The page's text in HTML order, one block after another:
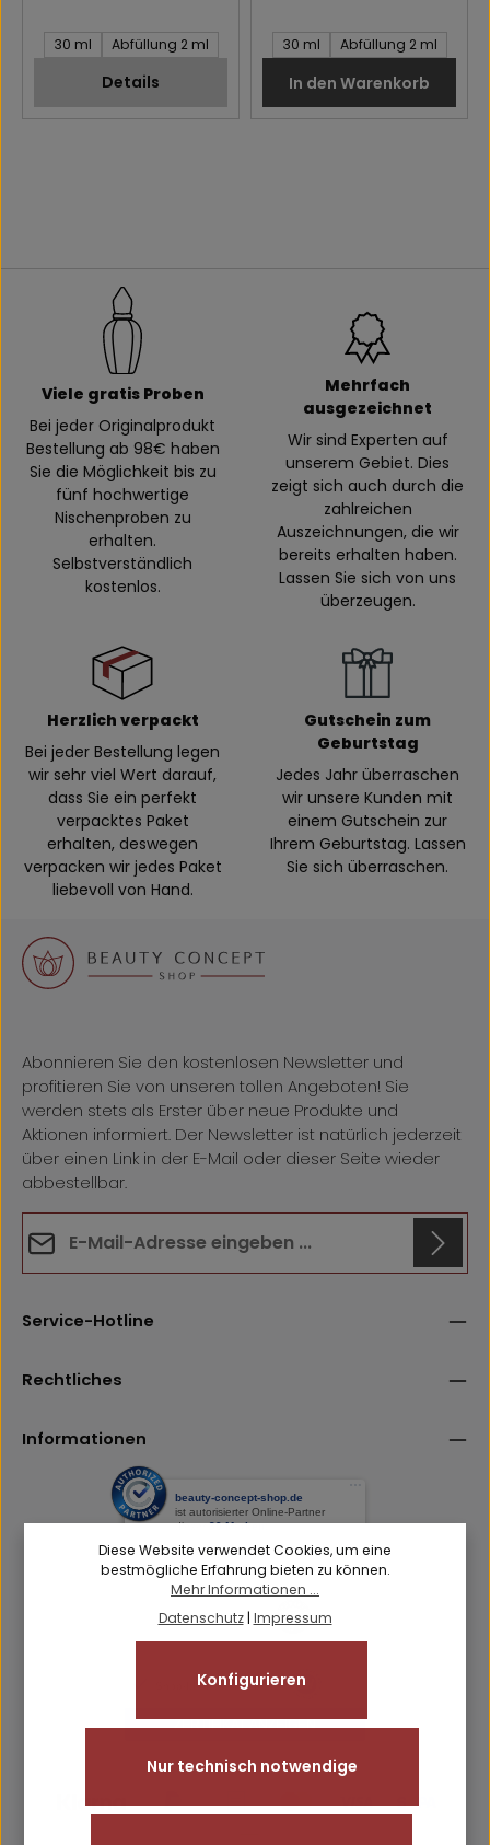
Inhalt des Artikel:
30 ml Abfüllung 2 ml
Details
Inhalt des Artikel:
30 ml Abfüllung 2 ml
In den Warenkorb
Viele gratis Proben
Bei jeder Originalprodukt
Bestellung ab 98€ haben
Sie die Möglichkeit bis zu
fünf hochwertige
Nischenproben zu
erhalten.
Selbstverständlich
kostenlos.
Mehrfach
ausgezeichnet
Wir sind Experten auf
unserem Gebiet. Dies
zeigt sich auch durch die
zahlreichen
Auszeichnungen, die wir
bereits erhalten haben.
Lassen Sie sich von uns
überzeugen.
Herzlich verpackt
Bei jeder Bestellung legen
wir sehr viel Wert darauf,
dass Sie ein perfekt
verpacktes Paket
erhalten, deswegen
verpacken wir jedes Paket
liebevoll von Hand.
Gutschein zum
Geburtstag
Jedes Jahr überraschen
wir unsere Kunden mit
einem Gutschein zur
Ihrem Geburtstag. Lassen
Sie sich überraschen.
Abonnieren Sie den kostenlosen Newsletter und
profitieren Sie von unseren tollen Angeboten! Sie
werden stets als Erster über neue Produkte und
Aktionen informiert. Der Newsletter ist natürlich jederzeit
über einen Link in der E-Mail oder dieser Seite wieder
abbestellbar.
Ich habe dieDatenschutzbestimmungen
einverstanden.
Die mit einem Stern (*) markierten Felder sind
Service-Hotline
Rechtliches
Informationen
Diese Website verwendet Cookies, um eine
bestmögliche Erfahrung bieten zu können.
Mehr Informationen ...
Datenschutz| Impressum
Nur technisch notwendige
Konfigurieren